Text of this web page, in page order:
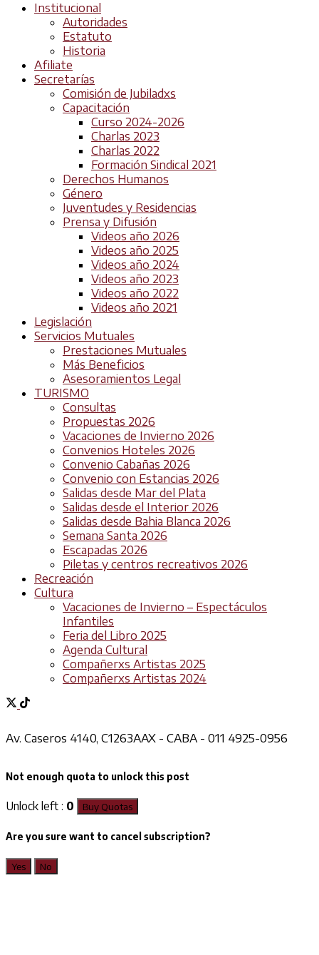
Institucional
Autoridades
Estatuto
Historia
Afiliate
Secretarías
Comisión de Jubiladxs
Capacitación
Curso 2024-2026
Charlas 2023
Charlas 2022
Formación Sindical 2021
Derechos Humanos
Género
Juventudes y Residencias
Prensa y Difusión
Videos año 2026
Videos año 2025
Videos año 2024
Videos año 2023
Videos año 2022
Videos año 2021
Legislación
Servicios Mutuales
Prestaciones Mutuales
Más Beneficios
Asesoramientos Legal
TURISMO
Consultas
Propuestas 2026
Vacaciones de Invierno 2026
Convenios Hoteles 2026
Convenio Cabañas 2026
Convenio con Estancias 2026
Salidas desde Mar del Plata
Salidas desde el Interior 2026
Salidas desde Bahia Blanca 2026
Semana Santa 2026
Escapadas 2026
Piletas y centros recreativos 2026
Recreación
Cultura
Vacaciones de Invierno – Espectáculos
Infantiles
Feria del Libro 2025
Agenda Cultural
Compañerxs Artistas 2025
Compañerxs Artistas 2024
Av. Caseros 4140, C1263AAX - CABA - 011 4925-0956
Not enough quota to unlock this post
Unlock left : 0 Buy Quotas
Are you sure want to cancel subscription?
Yes No